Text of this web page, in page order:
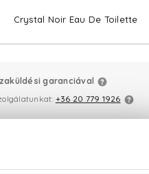
Crystal Noir Eau De Toilette
garanciával
+36 20 779 1926